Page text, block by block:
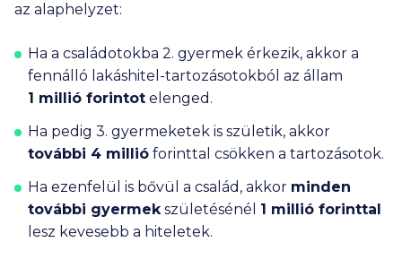
az alaphelyzet:
Ha a családotokba 2. gyermek érkezik, akkor a
fennálló lakáshitel-tartozásotokból az állam
1 millió forintot elenged.
Ha pedig 3. gyermeketek is születik, akkor
további 4 millió forinttal csökken a tartozásotok.
Ha ezenfelül is bővül a család, akkor minden
további gyermekszületésénél 1 millió forinttal
lesz kevesebb a hiteletek.